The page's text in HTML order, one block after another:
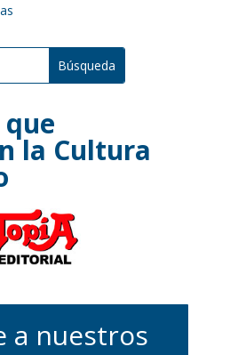
que
la Cultura
a nuestros